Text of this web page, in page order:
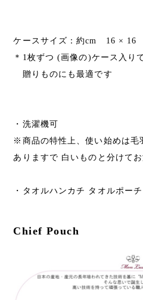
ケースサイズ：約cm 16 × 16
＊1枚ずつ (画像の)ケース入り
贈りものにも最適です
・洗濯機可
※商品の特性上、使い始めは毛
ありますで 白いものと分けて
・タオルハンカチ タオルポー
Chief Pouch